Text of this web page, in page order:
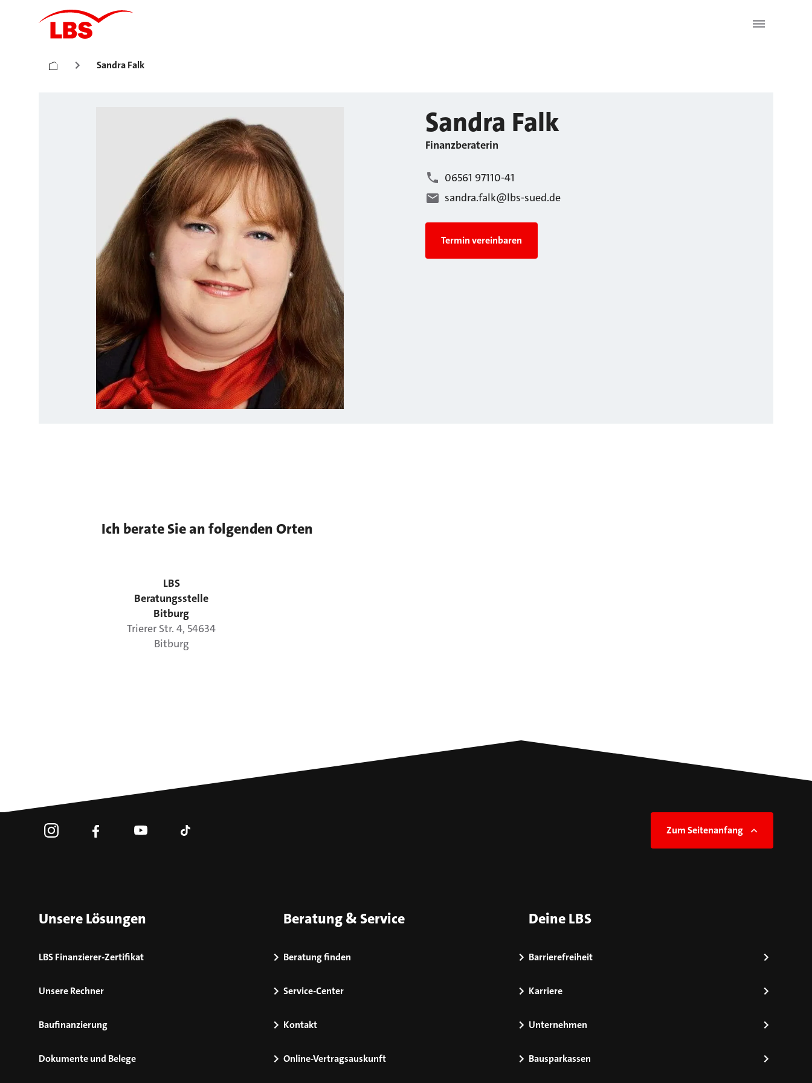
Sandra Falk
Sandra Falk
Finanzberaterin
06561 97110-41
sandra.falk@lbs-sued.de
Termin vereinbaren
Ich berate Sie an folgenden Orten
LBS
Beratungsstelle
Bitburg
Trierer Str. 4, 54634
Bitburg
Zum Seitenanfang
Unsere Lösungen
LBS Finanzierer-Zertifikat
Unsere Rechner
Baufinanzierung
Dokumente und Belege
Beratung & Service
Beratung finden
Service-Center
Kontakt
Online-Vertragsauskunft
Deine LBS
Barrierefreiheit
Karriere
Unternehmen
Bausparkassen